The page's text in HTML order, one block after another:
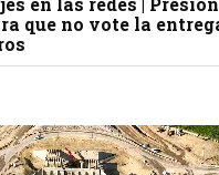
que no vote la